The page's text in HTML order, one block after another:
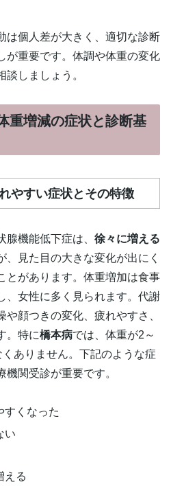
は個人差が大きく、適切な診断
が重要です。体調や体重の変化
しましょう。
重増減の症状と診断基
やすい症状とその特徴
機能低下症は、 徐々に増える
、見た目の大きな変化が出にく
とがあります。体重増加は食事
、女性に多く見られます。代謝
顔つきの変化、疲れやすさ、
。特に橋本病では、体重が2～
ありません。下記のような症
関受診が重要です。
すくなった
い
える